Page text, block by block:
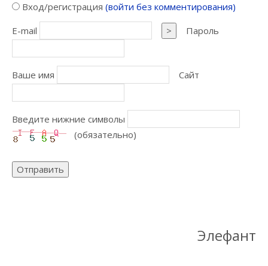
Вход/регистрация (войти без комментирования)
E-mail
> Пароль
Ваше имя Сайт
Введите нижние символы
(обязательно)
Отправить
Элефант